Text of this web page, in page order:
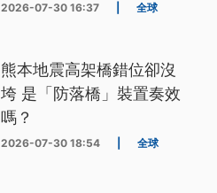
2026-07-30 16:37 全球
熊本地震高架橋錯位卻沒
垮 是「防落橋」裝置奏效
嗎？
2026-07-30 18:54 全球